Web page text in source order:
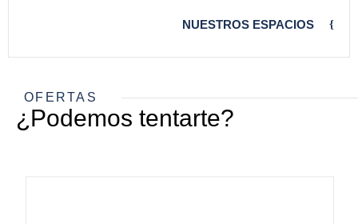
NUESTROS ESPACIOS
OFERTAS
¿Podemos tentarte?